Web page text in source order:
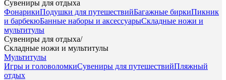
Сувениры для отдыха
ФонарикиПодушки для путешествийБагажные биркиПикник
и барбекюБанные наборы и аксессуарыСкладные ножи и
мультитулы
Сувениры для отдыха/
Складные ножи и мультитулы
Мультитулы
Игры и головоломкиСувениры для путешествийПляжный
отдых